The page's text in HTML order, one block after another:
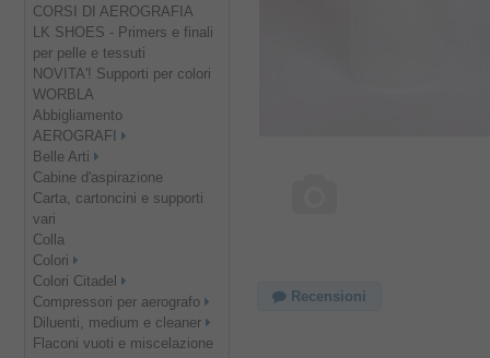
CORSI DI AEROGRAFIA
LK SHOES - Primers e finali
per pelle e tessuti
NOVITA'! Supporti per colori
WORBLA
Abbigliamento
AEROGRAFI
Belle Arti
Cabine d'aspirazione
Carta, cartoncini e supporti
vari
Colla
Colori
Colori Citadel
Compressori per aerografo
Diluenti, medium e cleaner
Flaconi vuoti e miscelazione
Recensioni